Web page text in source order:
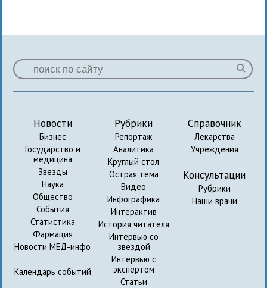
Новости
Бизнес
Государство и
медицина
Звезды
Наука
Общество
События
Статистика
Фармация
Новости МЕД-инфо
Календарь событий
Рубрики
Репортаж
Аналитика
Круглый стол
Острая тема
Видео
Инфографика
Интерактив
История читателя
Интервью со
звездой
Интервью с
экспертом
Статьи
Справочник
Лекарства
Учреждения
Консультации
Рубрики
Наши врачи